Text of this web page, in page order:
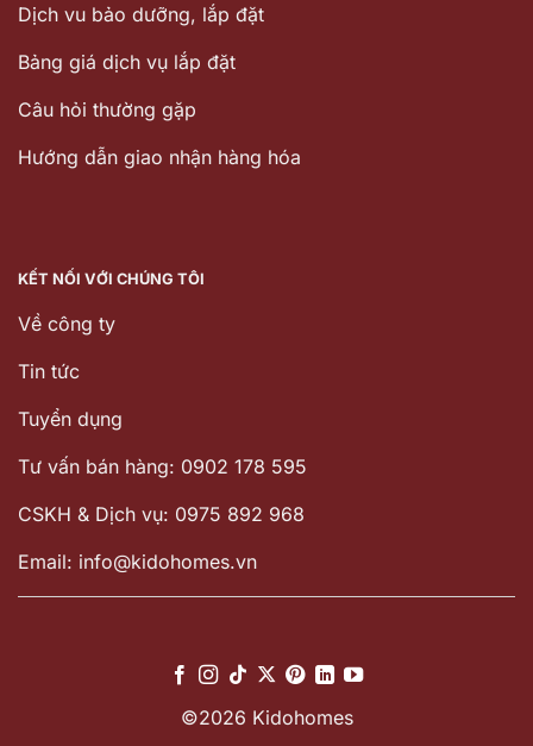
Dịch vu bảo dưỡng, lắp đặt
Bảng giá dịch vụ lắp đặt
Câu hỏi thường gặp
Hướng dẫn giao nhận hàng hóa
KẾT NỐI VỚI CHÚNG TÔI
Về công ty
Tin tức
Tuyển dụng
Tư vấn bán hàng: 0902 178 595
CSKH & Dịch vụ: 0975 892 968
Email: info@kidohomes.vn
©2026 Kidohomes